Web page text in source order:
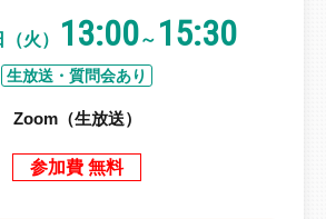
（火） 13:00～ 15:30
生放送・質問会あり
Zoom（生放送）
参加費 無料